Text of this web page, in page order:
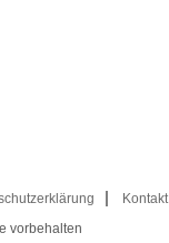
Kontakt
vorbehalten